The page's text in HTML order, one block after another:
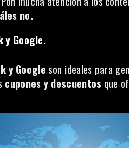
no.
y Google.
y Google son ideales para
cupones y descuentos que